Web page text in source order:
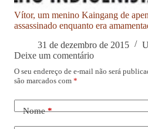
Vítor, um menino Kaingang de
assassinado enquanto era
31 de dezembro de 2015
Deixe um comentário
O seu endereço de e-mail não será
são marcados com *
Nome*